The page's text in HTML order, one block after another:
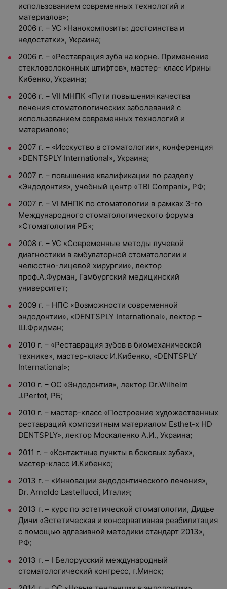
использованием современных технологий и
материалов»;
2006 г. – УС «Нанокомпозиты: достоинства и
недостатки», Украина;
2006 г. – «Реставрация зуба на корне. Применение
стекловолоконных штифтов», мастер- класс Ирины
Кибенко, Украина;
2006 г. – VII МНПК «Пути повышения качества
лечения стоматологических заболеваний с
использованием современных технологий и
материалов»;
2007 г. – «Исскуство в стоматологии», конференция
«DENTSPLY International», Украина;
2007 г. – повышение квалификации по разделу
«Эндодонтия», учебный центр «TBI Compani», РФ;
2007 г. – VI МНПК по стоматологии в рамках 3-го
Международного стоматологического форума
«Стоматология РБ»;
2008 г. – УС «Современные методы лучевой
диагностики в амбулаторной стоматологии и
челюстно-лицевой хирургии», лектор
проф.А.Фурман, Гамбургский медицинский
университет;
2009 г. – НПС «Возможности современной
эндодонтии», «DENTSPLY International», лектор –
Ш.Фридман;
2010 г. – «Реставрация зубов в биомеханической
технике», мастер-класс И.Кибенко, «DENTSPLY
International»;
2010 г. – ОС «Эндодонтия», лектор Dr.Wilhelm
J.Pertot, РБ;
2010 г. – мастер-класс «Построение художественных
реставраций композитным материалом Esthet-x HD
DENTSPLY», лектор Москаленко А.И., Украина;
2011 г. – «Контактные пункты в боковых зубах»,
мастер-класс И.Кибенко;
2013 г. – «Инновации эндодонтического лечения»,
Dr. Arnoldo Lastellucci, Италия;
2013 г. – курс по эстетической стоматологии, Дидье
Дичи «Эстетическая и консервативная реабилитация
с помощью адгезивной методики стандарт 2013»,
РФ;
2013 г. – I Белорусский международный
стоматологический конгресс, г.Минск;